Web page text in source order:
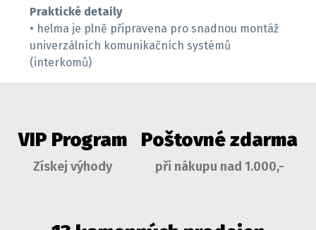
Praktické detaily
• helma je plně připravena pro snadnou montáž
univerzálních komunikačních systémů
(interkomů)
VIP Program
Získej výhody
Poštovné zdarma
při nákupu nad 1.000,-